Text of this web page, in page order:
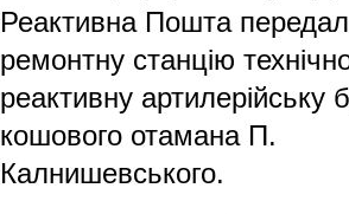
Реактивна Пошта
ремонтну станцію
реактивну артилерійську
кошового отамана П.
Калнишевського.